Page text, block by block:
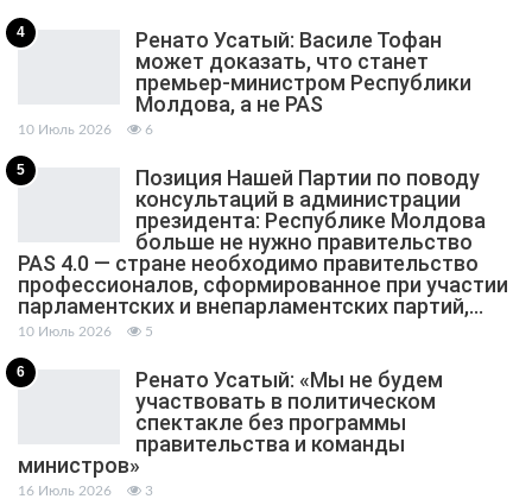
4
Ренато Усатый: Василе Тофан
может доказать, что станет
премьер-министром Республики
Молдова, а не PAS
10 Июль 2026 6
5
Позиция Нашей Партии по поводу
консультаций в администрации
президента: Республике Молдова
больше не нужно правительство
PAS 4.0 — стране необходимо правительство
профессионалов, сформированное при участии
парламентских и внепарламентских партий,…
10 Июль 2026 5
6
Ренато Усатый: «Мы не будем
участвовать в политическом
спектакле без программы
правительства и команды
министров»
16 Июль 2026 3